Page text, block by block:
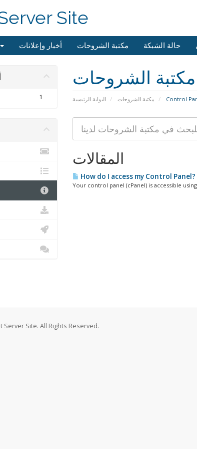
Site
أخبار وإعلانات مكتبة الشروحات حالة الشبكة
مكتبة الشروحات
البوابة الرئيسية مكتبة الشروحات Control
1
المقالات
How do I access my Control Panel?
Your control panel (cPanel) is accessible
Site. All Rights Reserved.